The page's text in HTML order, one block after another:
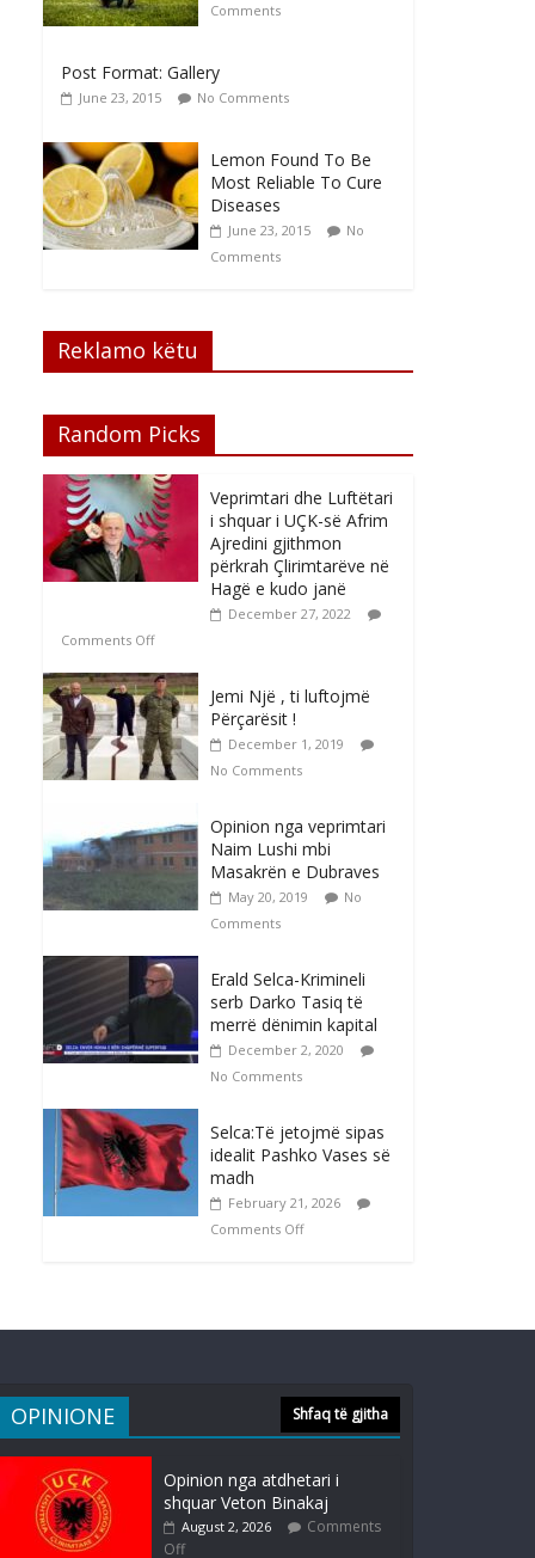
Comments
Post Format: Gallery
June 23, 2015 No Comments
Lemon Found To Be
Most Reliable To Cure
Diseases
June 23, 2015
No
Comments
Reklamo këtu
Random Picks
Veprimtari dhe Luftëtari
i shquar i UÇK-së Afrim
Ajredini gjithmon
përkrah Çlirimtarëve në
Hagë e kudo janë
December 27, 2022
Comments Off
Jemi Një , ti luftojmë
Përçarësit !
December 1, 2019
No Comments
Opinion nga veprimtari
Naim Lushi mbi
Masakrën e Dubraves
May 20, 2019
No
Comments
Erald Selca-Krimineli
serb Darko Tasiq të
merrë dënimin kapital
December 2, 2020
No Comments
Selca:Të jetojmë sipas
idealit Pashko Vases së
madh
February 21, 2026
Comments Off
OPINIONE Shfaq të gjitha
Opinion nga atdhetari i
shquar Veton Binakaj
August 2, 2026
Comments
Off